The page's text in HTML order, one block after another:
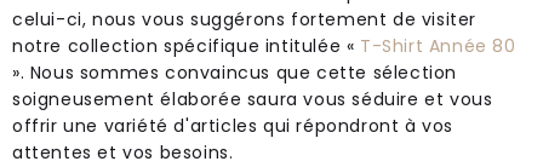
celui-ci, nous vous suggérons fortement de visiter
notre collection spécifique intitulée « T-Shirt Année 80
». Nous sommes convaincus que cette sélection
soigneusement élaborée saura vous séduire et vous
offrir une variété d'articles qui répondront à vos
attentes et vos besoins.